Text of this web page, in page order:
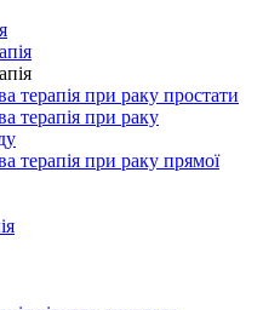
терапія при раку простати
терапія при раку
терапія при раку прямої